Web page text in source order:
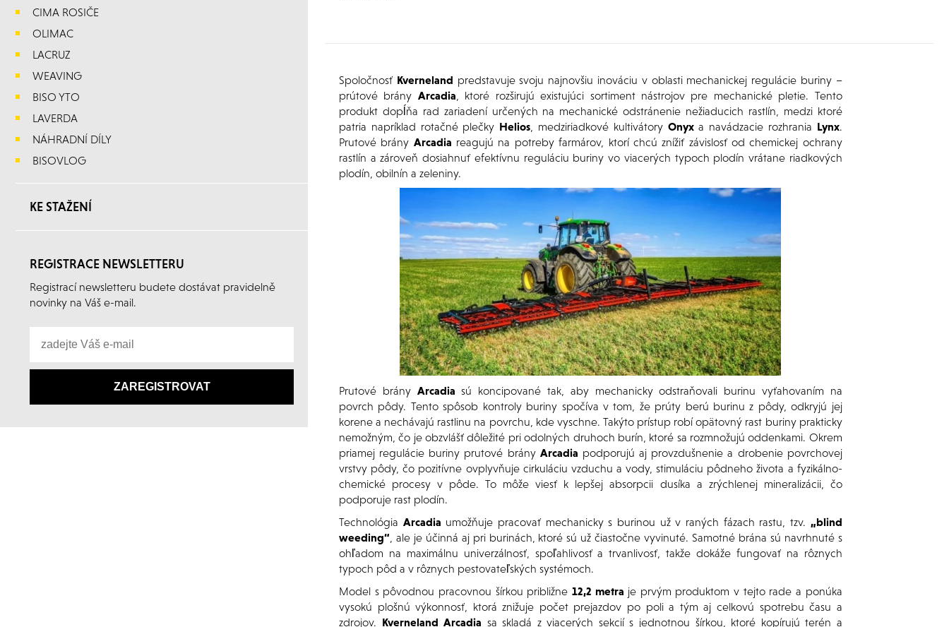
CIMA ROSIČE
OLIMAC
LACRUZ
WEAVING
BISO YTO
LAVERDA
NÁHRADNÍ DÍLY
BISOVLOG
KE STAŽENÍ
REGISTRACE NEWSLETTERU
Registrací newsletteru budete dostávat pravidelně
novinky na Váš e-mail.
Spoločnosť Kverneland predstavuje svoju najnovšiu inováciu v oblasti mechanickej regulácie buriny –
prútové brány Arcadia , ktoré rozširujú existujúci sortiment nástrojov pre mechanické pletie. Tento
produkt dopĺňa rad zariadení určených na mechanické odstránenie nežiaducich rastlín, medzi ktoré
patria napríklad rotačné plečky Helios , medziriadkové kultivátory Onyxa navádzacie rozhrania Lynx.
Prutové brány Arcadia reagujú na potreby farmárov, ktorí chcú znížiť závislosť od chemickej ochrany
rastlín a zároveň dosiahnuť efektívnu reguláciu buriny vo viacerých typoch plodín vrátane riadkových
plodín, obilnín a zeleniny.
Prutové brány Arcadia sú koncipované tak, aby mechanicky odstraňovali burinu vyťahovaním na
povrch pôdy. Tento spôsob kontroly buriny spočíva v tom, že prúty berú burinu z pôdy, odkryjú jej
korene a nechávajú rastlinu na povrchu, kde vyschne. Takýto prístup robí opätovný rast buriny prakticky
nemožným, čo je obzvlášť dôležité pri odolných druhoch burín, ktoré sa rozmnožujú oddenkami. Okrem
priamej regulácie buriny prutové brány Arcadia podporujú aj provzdušnenie a drobenie povrchovej
vrstvy pôdy, čo pozitívne ovplyvňuje cirkuláciu vzduchu a vody, stimuláciu pôdneho života a fyzikálno-
chemické procesy v pôde. To môže viesť k lepšej absorpcii dusíka a zrýchlenej mineralizácii, čo
podporuje rast plodín.
Technológia Arcadia umožňuje pracovať mechanicky s burinou už v raných fázach rastu, tzv. „blind
weeding“ , ale je účinná aj pri burinách, ktoré sú už čiastočne vyvinuté. Samotné brána sú navrhnuté s
ohľadom na maximálnu univerzálnosť, spoľahlivosť a trvanlivosť, takže dokáže fungovať na rôznych
typoch pôd a v rôznych pestovateľských systémoch.
Model s pôvodnou pracovnou šírkou približne 12,2 metra je prvým produktom v tejto rade a ponúka
vysokú plošnú výkonnosť, ktorá znižuje počet prejazdov po poli a tým aj celkovú spotrebu času a
zdrojov. Kverneland Arcadia sa skladá z viacerých sekcií s jednotnou šírkou, ktoré kopírujú terén a